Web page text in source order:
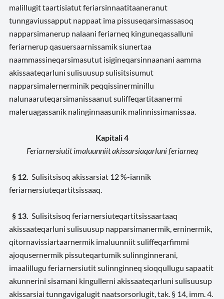
malillugit taartisiatut feriarsinnaatitaaneranut
tunngaviussapput nappaat ima pissuseqarsimassasoq
napparsimanerup nalaani feriarneq kinguneqassalluni
feriarnerup qasuersaarnissamik siunertaa
naammassineqarsimasutut isigineqarsinnaanani aamma
akissaateqarluni sulisuusup sulisitsisumut
napparsimalernerminik peqqissinerminillu
nalunaaruteqarsimanissaanut suliffeqartitaanermi
maleruagassanik nalinginnaasunik malinnissimanissaa.
Kapitali 4
Feriarnersiutit imaluunniit akissarsiaqarluni feriarneq
§ 12. Sulisitsisoq akissarsiat 12 %-iannik
feriarnersiuteqartitsissaaq.
§ 13. Sulisitsisoq feriarnersiuteqartitsissaartaaq
akissaateqarluni sulisuusup napparsimanermik, erninermik,
qitornavissiartaarnermik imaluunniit suliffeqarfimmi
ajoqusernermik pissuteqartumik sulinnginnerani,
imaalillugu feriarnersiutit sulinnginneq sioqqullugu sapaatit
akunnerini sisamani kingullerni akissaateqarluni sulisuusup
akissarsiai tunngavigalugit naatsorsorlugit, tak. § 14, imm. 4.